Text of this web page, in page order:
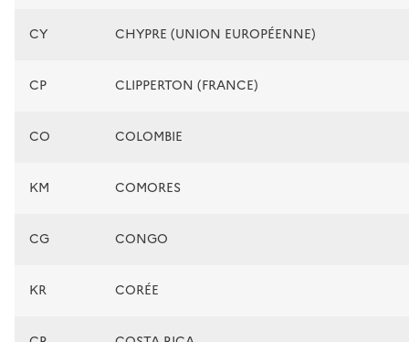
CY CHYPRE (UNION EUROPÉENNE)
CP CLIPPERTON (FRANCE)
CO COLOMBIE
KM COMORES
CG CONGO
KR CORÉE